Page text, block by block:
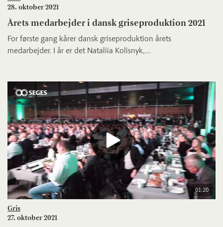
28. oktober 2021
Årets medarbejder i dansk griseproduktion 2021
For første gang kårer dansk griseproduktion årets
medarbejder. I år er det Nataliia Kolisnyk,...
01:20
Gris
27. oktober 2021